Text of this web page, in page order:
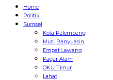
Home
Politik
Sumsel
Kota Palembang
Musi Banyuasin
Empat Lawang
Pagar Alam
OKU Timur
Lahat